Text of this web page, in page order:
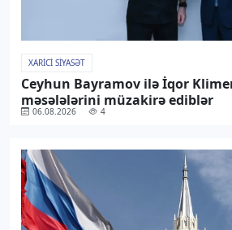
XARICI SIYASƏT
Ceyhun Bayramov ilə İqor
məsələlərini müzakirə ediblər
06.08.2026 4